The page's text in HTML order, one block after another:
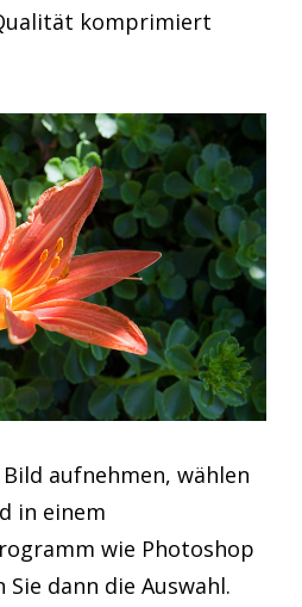
komprimiert
aufnehmen, wählen
in einem
wie Photoshop
dann die Auswahl.